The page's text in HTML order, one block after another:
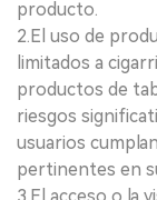
producto.
2.El uso de
limitados a
productos de
riesgos
usuarios
pertinentes en